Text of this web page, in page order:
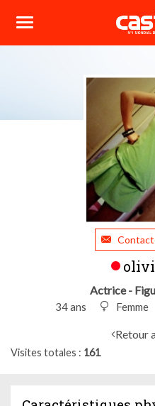
Actrice -
34 ans Femme
Retour
Visites totales 161